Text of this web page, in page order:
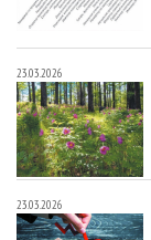
23.03.2026
23.03.2026